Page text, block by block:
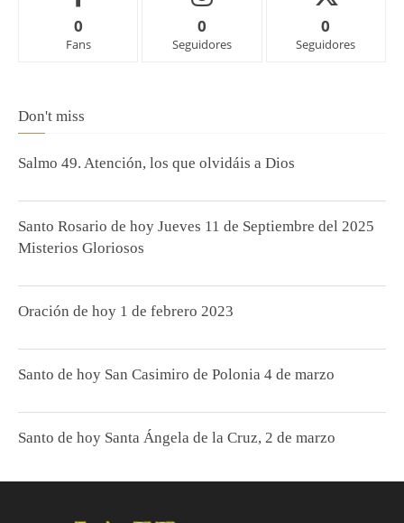
0
Fans
0
Seguidores
0
Seguidores
Don't miss
Salmo 49. Atención, los que olvidáis a Dios
Santo Rosario de hoy Jueves 11 de Septiembre del 2025
Misterios Gloriosos
Oración de hoy 1 de febrero 2023
Santo de hoy San Casimiro de Polonia 4 de marzo
Santo de hoy Santa Ángela de la Cruz, 2 de marzo